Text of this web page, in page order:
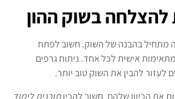
להצלחה בשוק ההון
מתחיל בהבנה של השוק. חשוב לפתח
אישית לכל אחד. ניתוח גרפים
לעזור להבין את השוק טוב יותר.
את הכיוון שלהם, חשוב להכיןתוכנית לימוד